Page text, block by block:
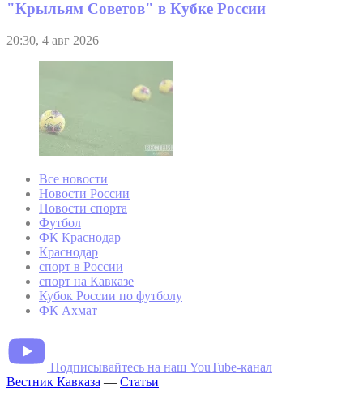
"Крыльям Советов" в Кубке России
20:30, 4 авг 2026
Все новости
Новости России
Новости спорта
Футбол
ФК Краснодар
Краснодар
спорт в России
спорт на Кавказе
Кубок России по футболу
ФК Ахмат
Подписывайтесь на наш YouTube-канал
Вестник Кавказа — Статьи